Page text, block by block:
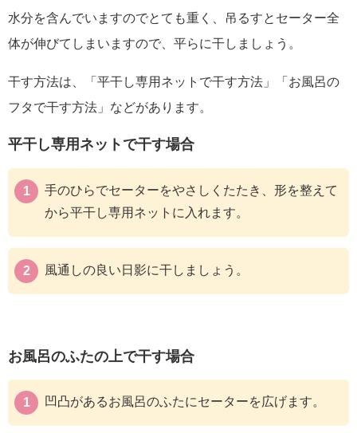
水分を含んでいますのでとても重く、吊るすとセーター全
体が伸びてしまいますので、平らに干しましょう。
干す方法は、「平干し専用ネットで干す方法」「お風呂の
フタで干す方法」などがあります。
平干し専用ネットで干す場合
手のひらでセーターをやさしくたたき、形を整えて
から平干し専用ネットに入れます。
風通しの良い日影に干しましょう。
お風呂のふたの上で干す場合
凹凸があるお風呂のふたにセーターを広げます。